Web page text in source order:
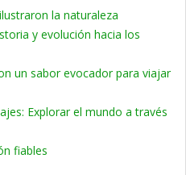
la naturaleza
y evolución hacia los
un sabor evocador para viajar
Explorar el mundo a través
fiables